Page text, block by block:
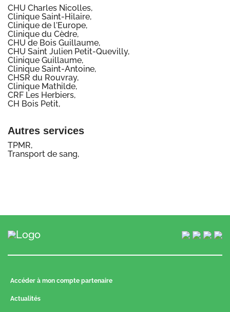
CHU Charles Nicolles,
Clinique Saint-Hilaire,
Clinique de l'Europe,
Clinique du Cèdre,
CHU de Bois Guillaume,
CHU Saint Julien Petit-Quevilly,
Clinique Guillaume,
Clinique Saint-Antoine,
CHSR du Rouvray,
Clinique Mathilde,
CRF Les Herbiers,
CH Bois Petit,
Autres services
TPMR,
Transport de sang,
Accéder à mon compte partenaire
Actualités